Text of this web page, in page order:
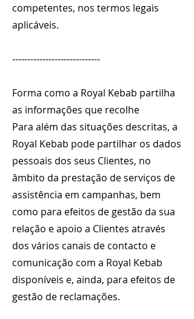
competentes, nos termos legais
aplicáveis.
-----------------------------
Forma como a Royal Kebab partilha
as informações que recolhe
Para além das situações descritas, a
Royal Kebab pode partilhar os dados
pessoais dos seus Clientes, no
âmbito da prestação de serviços de
assistência em campanhas, bem
como para efeitos de gestão da sua
relação e apoio a Clientes através
dos vários canais de contacto e
comunicação com a Royal Kebab
disponíveis e, ainda, para efeitos de
gestão de reclamações.